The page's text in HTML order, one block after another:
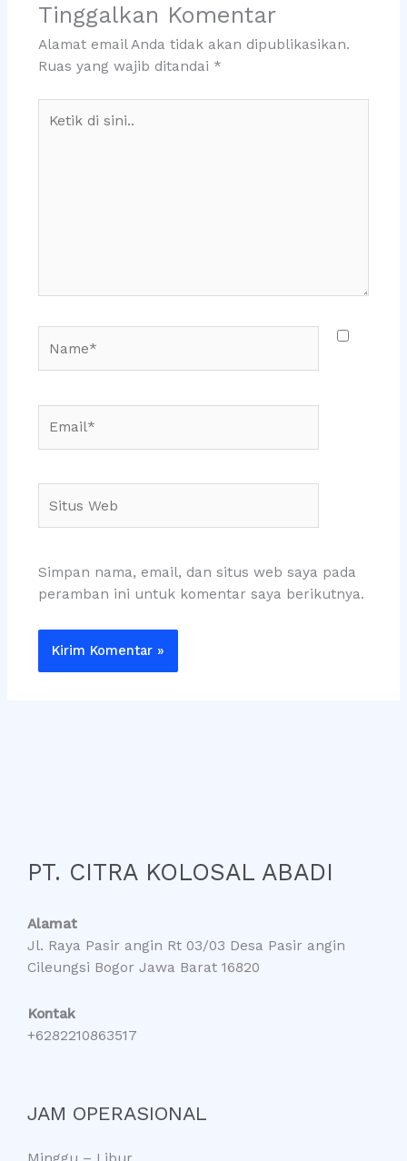
Tinggalkan Komentar
Alamat email Anda tidak akan dipublikasikan.
Ruas yang wajib ditandai *
Web
Simpan nama, email, dan situs web saya pada
peramban ini untuk komentar saya berikutnya.
PT. CITRA KOLOSAL ABADI
Alamat
Jl. Raya Pasir angin Rt 03/03 Desa Pasir angin
Cileungsi Bogor Jawa Barat 16820
Kontak
+6282210863517
JAM OPERASIONAL